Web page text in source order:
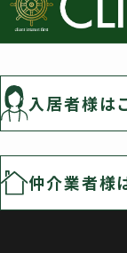
入居者様は
仲介業者様